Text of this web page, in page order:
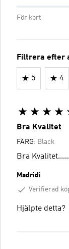
För kort
Filtrera efter
5 4
Bra Kvalitet
FÄRG: Black
Bra
Madridi
Verifierad
Hjälpte detta?